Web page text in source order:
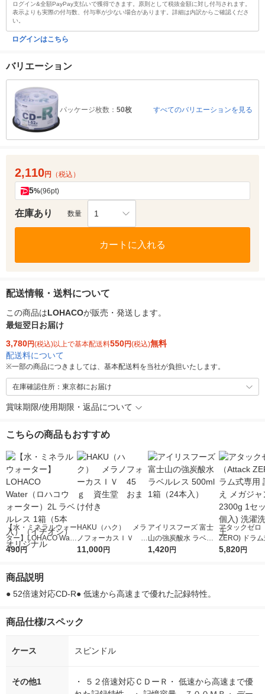
ログイン&全額PayPay支払いで獲得できます。原則として税抜金額に対し付与されます。
表示よりも実際の付与数、付与率が少ない場合があります。詳細は内訳からご確認くださ
い。
ログインはこちら
バリエーション
パッケージ枚数： 50枚 すべてのバリエーションを見る
2,110円 （税込）
5%(96pt)
在庫あり 数量 1
カートに入れる
配送情報・送料について
この商品はLOHACOが販売・発送します。
最短翌日お届け
3,780円(税込)以上で基本配送料550円(税込)無料
配送料について
※一部の商品につきましては、基本配送料を当社が負担いたします。
在庫確認住所：東京都にお届け
賞味期限/使用期限・返品について
こちらの商品もおすすめ
【水・ミネラルウォー
ター】LOHACO Wate
r（ロハコウォータ
シ） オリジナル
490円
HAKU（ハク） メラ
ノフォーカスＩＶ 4
5ｇ 資生堂 おまけ
11,000円
アイリスフーズ 富士
山の強炭酸水 ラベル
レス 500ml 1箱（24
1,420円
アタックゼロ
ZERO) ドラ
詰め替え メガ
5,820円
商品説明
● 52倍速対応CD-R● 低速から高速まで優れた記録特性。
商品仕様/スペック
ケース スピンドル
その他1
・ ５２倍速対応ＣＤーＲ・ 低速から高速まで優